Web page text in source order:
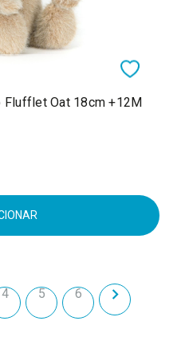
Flufflet Oat 18cm +12M
4 5 6